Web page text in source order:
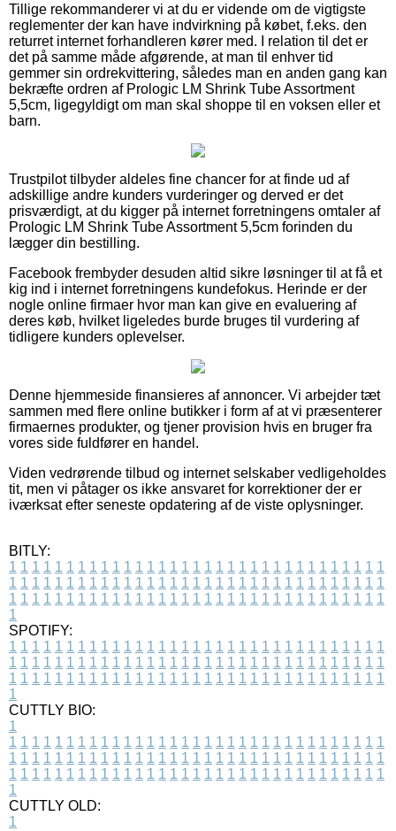
Tillige rekommanderer vi at du er vidende om de vigtigste
reglementer der kan have indvirkning på købet, f.eks. den
returret internet forhandleren kører med. I relation til det er
det på samme måde afgørende, at man til enhver tid
gemmer sin ordrekvittering, således man en anden gang kan
bekræfte ordren af Prologic LM Shrink Tube Assortment
5,5cm, ligegyldigt om man skal shoppe til en voksen eller et
barn.
Trustpilot tilbyder aldeles fine chancer for at finde ud af
adskillige andre kunders vurderinger og derved er det
prisværdigt, at du kigger på internet forretningens omtaler af
Prologic LM Shrink Tube Assortment 5,5cm forinden du
lægger din bestilling.
Facebook frembyder desuden altid sikre løsninger til at få et
kig ind i internet forretningens kundefokus. Herinde er der
nogle online firmaer hvor man kan give en evaluering af
deres køb, hvilket ligeledes burde bruges til vurdering af
tidligere kunders oplevelser.
Denne hjemmeside finansieres af annoncer. Vi arbejder tæt
sammen med flere online butikker i form af at vi præsenterer
firmaernes produkter, og tjener provision hvis en bruger fra
vores side fuldfører en handel.
Viden vedrørende tilbud og internet selskaber vedligeholdes
tit, men vi påtager os ikke ansvaret for korrektioner der er
iværksat efter seneste opdatering af de viste oplysninger.
BITLY:
1 1 1 1 1 1 1 1 1 1 1 1 1 1 1 1 1 1 1 1 1 1 1 1 1 1 1 1 1 1 1 1 1
1 1 1 1 1 1 1 1 1 1 1 1 1 1 1 1 1 1 1 1 1 1 1 1 1 1 1 1 1 1 1 1 1
1 1 1 1 1 1 1 1 1 1 1 1 1 1 1 1 1 1 1 1 1 1 1 1 1 1 1 1 1 1 1 1 1
1
SPOTIFY:
1 1 1 1 1 1 1 1 1 1 1 1 1 1 1 1 1 1 1 1 1 1 1 1 1 1 1 1 1 1 1 1 1
1 1 1 1 1 1 1 1 1 1 1 1 1 1 1 1 1 1 1 1 1 1 1 1 1 1 1 1 1 1 1 1 1
1 1 1 1 1 1 1 1 1 1 1 1 1 1 1 1 1 1 1 1 1 1 1 1 1 1 1 1 1 1 1 1 1
1
CUTTLY BIO:
1
1 1 1 1 1 1 1 1 1 1 1 1 1 1 1 1 1 1 1 1 1 1 1 1 1 1 1 1 1 1 1 1 1
1 1 1 1 1 1 1 1 1 1 1 1 1 1 1 1 1 1 1 1 1 1 1 1 1 1 1 1 1 1 1 1 1
1 1 1 1 1 1 1 1 1 1 1 1 1 1 1 1 1 1 1 1 1 1 1 1 1 1 1 1 1 1 1 1 1
1
CUTTLY OLD:
1